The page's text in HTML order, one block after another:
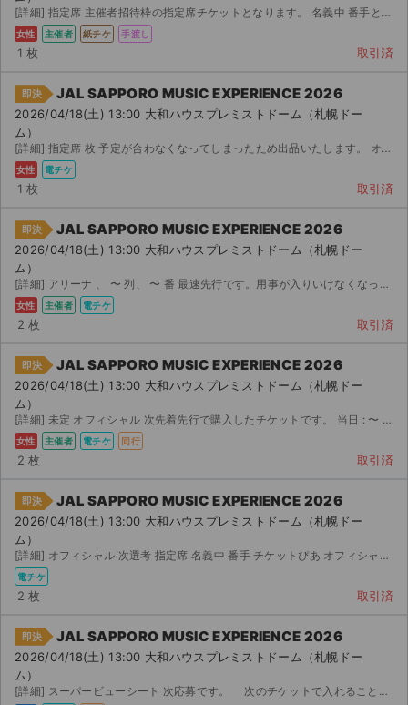
[詳細] 指定席 主催者招待枠の指定席チケットとなります。 名義中 番手となります。 : ～ ...
女性 主催者 紙チケ 手渡し
1 枚 取引済
即決 JAL SAPPORO MUSIC EXPERIENCE 2026
2026/04/18(土) 13:00 大和ハウスプレミストドーム（札幌ドー
ム）
[詳細] 指定席 枚 予定が合わなくなってしまったため出品いたします。 オフィシャル先着先行にて購入しま...
女性 電チケ
1 枚 取引済
即決 JAL SAPPORO MUSIC EXPERIENCE 2026
2026/04/18(土) 13:00 大和ハウスプレミストドーム（札幌ドー
ム）
[詳細] アリーナ 、 〜 列、 〜 番 最速先行です。用事が入りいけなくなったため出品します。チケ...
女性 主催者 電チケ
2 枚 取引済
即決 JAL SAPPORO MUSIC EXPERIENCE 2026
2026/04/18(土) 13:00 大和ハウスプレミストドーム（札幌ドー
ム）
[詳細] 未定 オフィシャル 次先着先行で購入したチケットです。 当日 : 〜 : 頃会場付近...
女性 主催者 電チケ 同行
2 枚 取引済
即決 JAL SAPPORO MUSIC EXPERIENCE 2026
2026/04/18(土) 13:00 大和ハウスプレミストドーム（札幌ドー
ム）
[詳細] オフィシャル 次選考 指定席 名義中 番手 チケットぴあ オフィシャル先着 次先行/すり替え...
電チケ
2 枚 取引済
即決 JAL SAPPORO MUSIC EXPERIENCE 2026
2026/04/18(土) 13:00 大和ハウスプレミストドーム（札幌ドー
ム）
[詳細] スーパービューシート 次応募です。 次のチケットで入れることになったため、出品しま...